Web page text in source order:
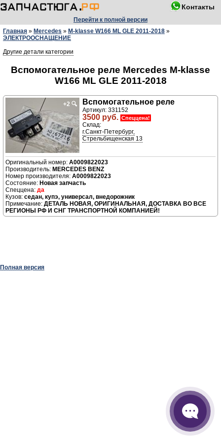
Контакты
Перейти к полной версии
Главная » Mercedes » M-klasse W166 ML GLE 2011-2018 »
ЭЛЕКТРООСНАЩЕНИЕ
Другие детали категории
Вспомогательное реле Mercedes M-klasse
W166 ML GLE 2011-2018
+2 🔍 Вспомогательное реле
Артикул: 331152
3500 руб. Спеццена!
Склад:
г.Санкт-Петербург,
Стрельбищенская 13
A0009822023
Производитель: MERCEDES BENZ
Номер производителя: A0009822023
Новая запчасть
да
седан, купэ, универсал, внедорожник
ДЕТАЛЬ НОВАЯ, ОРИГИНАЛЬНАЯ, ДОСТАВКА ВО ВСЕ
РЕГИОНЫ РФ И СНГ ТРАНСПОРТНОЙ КОМПАНИЕЙ!
Полная версия